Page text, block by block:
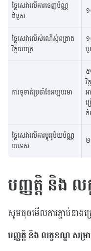
ថ្លៃសេវាលើការចេញប័ណ្ណ
ជំនួស
១
ថ្លៃសេវាលើសំណើសុំពង្រាង
វិក្កយបត្រ
១
មួ
ការទូទាត់ប្រចាំខែអប្បបរមា
៥
វិ
ច្
ថ្លៃសេវាលើការប្តូររូបិយប័ណ្ណ
បរទេស
បញ្ញត្តិ និង ល
សូមចុចមើលការភ្ជាប់ខាង
បញ្ញត្តិ និង លក្ខខណ្ឌ សម្